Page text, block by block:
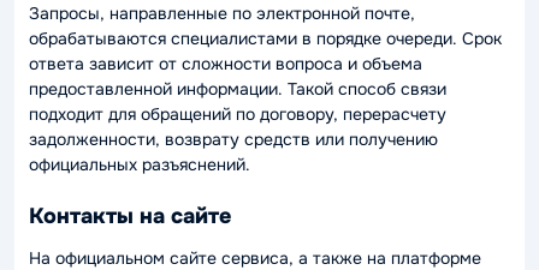
Запросы, направленные по электронной почте,
обрабатываются специалистами в порядке очереди. Срок
ответа зависит от сложности вопроса и объема
предоставленной информации. Такой способ связи
подходит для обращений по договору, перерасчету
задолженности, возврату средств или получению
официальных разъяснений.
Контакты на сайте
На официальном сайте сервиса, а также на платформе